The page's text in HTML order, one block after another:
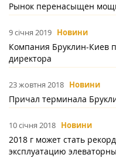
Рынок перенасыщен
9 січня 2019 Новини
Компания Бруклин-Киев
директора
23 жовтня 2018 Новини
Причал терминала
10 січня 2018 Новини
2018 г может стать
эксплуатацию